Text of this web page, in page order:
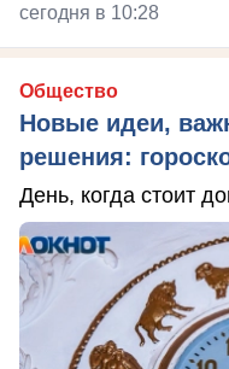
сегодня в 10:28
Общество
Новые идеи,
решения:
День, когда стоит